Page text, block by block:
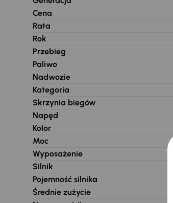
Cena
Rata
Rok
Przebieg
Paliwo
Nadwozie
Kategoria
Skrzynia biegów
Napęd
Kolor
Moc
Wyposażenie
Silnik
Pojemność silnika
Średnie zużycie